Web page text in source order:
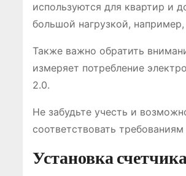
используются для квартир и
большой нагрузкой,
Также важно обратить
измеряет потребление
2.0.
Не забудьте учесть и
соответствовать
Установка